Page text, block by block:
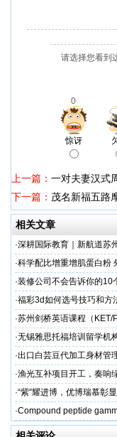
请选择您看到
0
惊讶
上一篇： 一对夫妻汉式
下一篇： 茂名新福五路
相关文章
·深耕国际教育｜新航道苏
学备考之路
·科学配比增重增肌蛋白粉
源头定制
·装修公司不会告诉你的10
·福彩3d如何选号技巧和方
·苏州剑桥英语课程（KET/
州学校
·无锡雅思托福培训留学
·出口白芸豆代加工身材管
贴牌
·渔光互补项目开工，奏响
·“紫”耀进博，优博瑞慕彰
·Compound peptide